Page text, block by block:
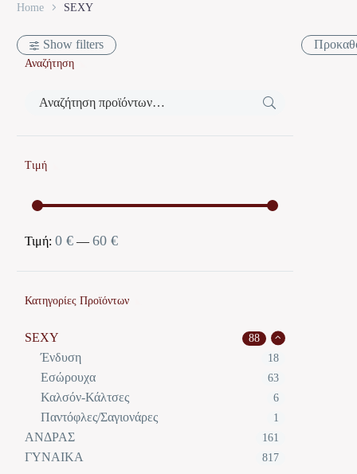
Home SEXY
Show filters
Αναζήτηση
Τιμή
Ελάχιστη
Μέγιστη
Τιμή: 0 € — 60 €
Κατηγορίες Προϊόντων
SEXY 88
Ένδυση 18
Εσώρουχα 63
Καλσόν-Κάλτσες 6
Παντόφλες/Σαγιονάρες 1
ΑΝΔΡΑΣ 161
ΓΥΝΑΙΚΑ 817